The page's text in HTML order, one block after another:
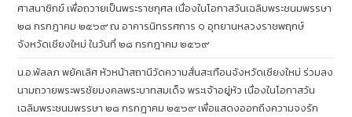
ศาสนาซิกข์ เพื่อถวายเป็นพระราชกุศล เนื่องในโอกาสวันเฉลิมพระชนมพรรษา
๒๘ กรกฎาคม ๒๕๖๙ ณ อาคารนิทรรศการ ๑ อุทยานหลวงราชพฤกษ์
จังหวัดเชียงใหม่ ในวันที่ ๒๘ กรกฎาคม ๒๕๖๙
น.อ.พัลลภ พยัคเลิศ หัวหน้าสถานีวัดความสั่นสะเทือนจังหวัดเชียงใหม่ ร่วมลง
นามถวายพระพรชัยมงคลพระบาทสมเด็จ พระเจ้าอยู่หัว เนื่องในโอกาสวัน
เฉลิมพระชนมพรรษา ๒๘ กรกฎาคม ๒๕๖๙ เพื่อแสดงออกถึงความจงรัก